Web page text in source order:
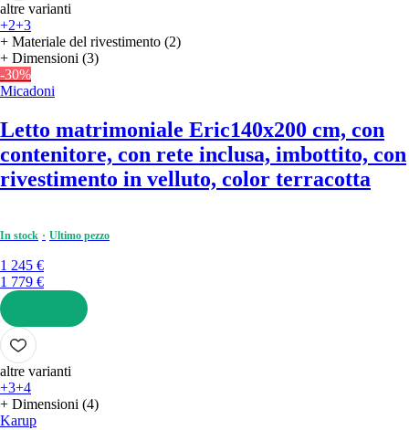
altre varianti
+2+3
+ Materiale del rivestimento (2)
+ Dimensioni (3)
-30%
Micadoni
Letto matrimoniale Eric140x200 cm, con
contenitore, con rete inclusa, imbottito, con
rivestimento in velluto, color terracotta
In stock Ultimo pezzo
1 245 €
1 779 €
AGGIUNGI
altre varianti
+3+4
+ Dimensioni (4)
Karup